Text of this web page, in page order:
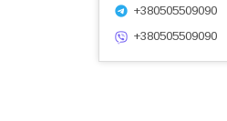
+380505509090
+380505509090